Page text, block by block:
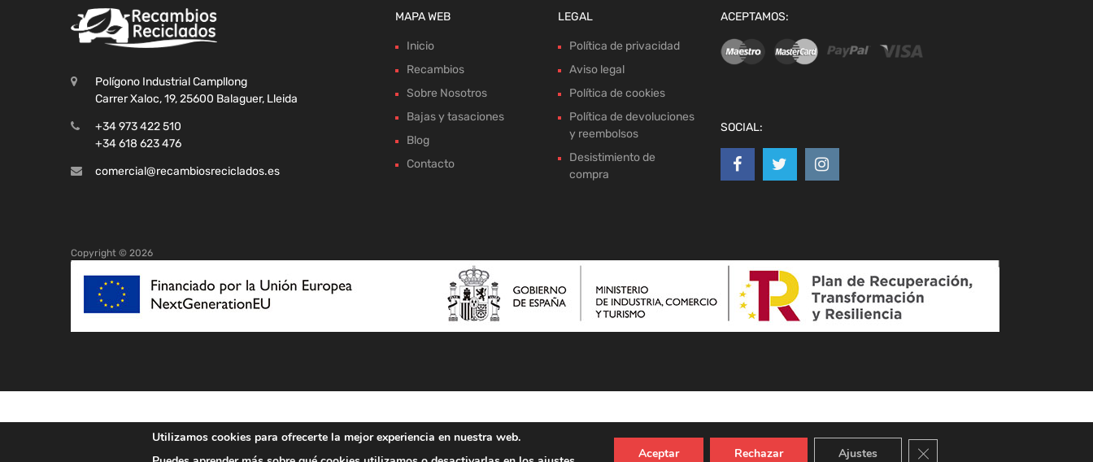
Polígono Industrial Campllong
Carrer Xaloc, 19, 25600 Balaguer, Lleida
+34 973 422 510
+34 618 623 476
comercial@recambiosreciclados.es
MAPA WEB
Inicio
Recambios
Sobre Nosotros
Bajas y tasaciones
Blog
Contacto
LEGAL
Política de privacidad
Aviso legal
Política de cookies
Política de devoluciones
y reembolsos
Desistimiento de
compra
ACEPTAMOS:
SOCIAL:
Copyright © 2026
Utilizamos cookies para ofrecerte la mejor experiencia en nuestra web.
Aceptar Rechazar Ajustes Cerrar el banner de cookies RGPD